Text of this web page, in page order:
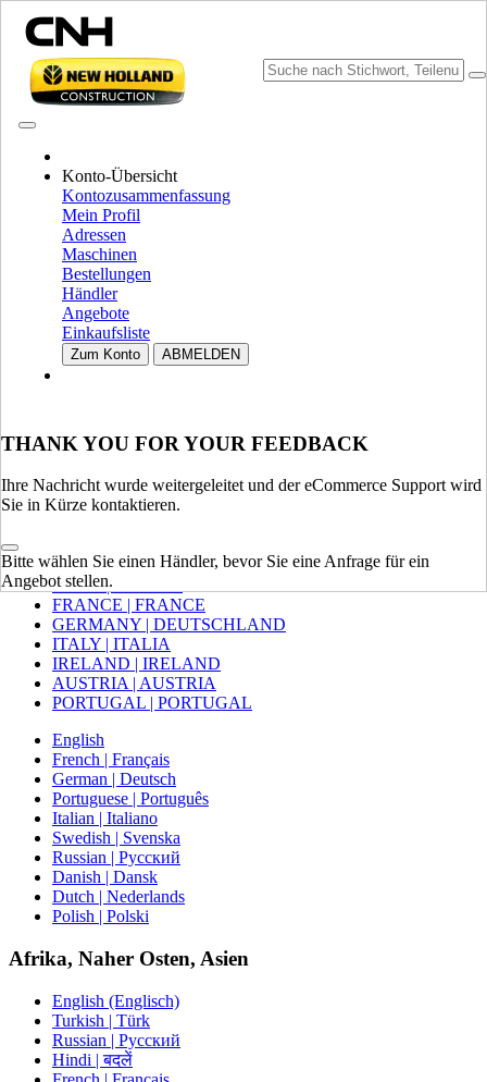
Konto-Übersicht
Kontozusammenfassung
Mein Profil
Adressen
Maschinen
Bestellungen
Händler
Angebote
Einkaufsliste
Zum Konto ABMELDEN
THANK YOU FOR YOUR FEEDBACK
Ihre Nachricht wurde weitergeleitet und der eCommerce Support wird
Sie in Kürze kontaktieren.
Bitte wählen Sie einen Händler, bevor Sie eine Anfrage für ein
Angebot stellen.
KATALOGE DURCHSUCHEN
MARKE UND SPRACHE WÄHLEN
Nordamerika
CANADA (English)
Mexico | México
VEREINIGTES KÖNIGREICH
SPAIN | ESPAÑA
FRANCE | FRANCE
GERMANY | DEUTSCHLAND
ITALY | ITALIA
IRELAND | IRELAND
AUSTRIA | AUSTRIA
PORTUGAL | PORTUGAL
English
French | Français
German | Deutsch
Portuguese | Português
Italian | Italiano
Swedish | Svenska
Russian | Русский
Danish | Dansk
Dutch | Nederlands
Polish | Polski
Afrika, Naher Osten, Asien
English (Englisch)
Turkish | Türk
Russian | Русский
Hindi | बदलें